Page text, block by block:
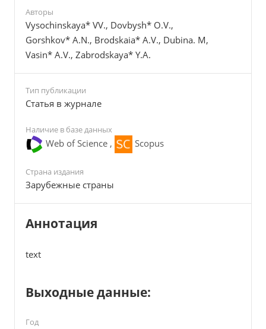
Авторы
Vysochinskaya* VV., Dovbysh* O.V.,
Gorshkov* A.N., Brodskaia* A.V., Dubina. M,
Vasin* A.V., Zabrodskaya* Y.A.
Тип публикации
Cтатья в журнале
Наличие в базе данных
Web of Science , Scopus
Страна издания
Зарубежные страны
Аннотация
text
Выходные данные:
Год